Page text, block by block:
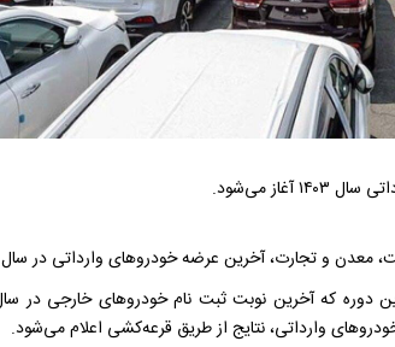
می‌شود.
آخرین عرضه خودرو‌های وارداتی در سال ۱۴۰۳ از امروز آغاز می‌شود.
وارداتی، نتایج از طریق قرعه‌کشی اعلام می‌شود.